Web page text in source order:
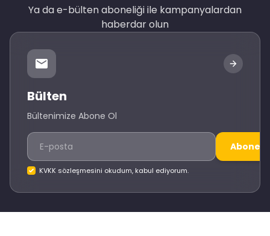
Ya da e-bülten aboneliği ile kampanyalardan
haberdar olun
Bülten
Bültenimize Abone Ol
Abone
KVKK sözleşmesini okudum, kabul ediyorum.